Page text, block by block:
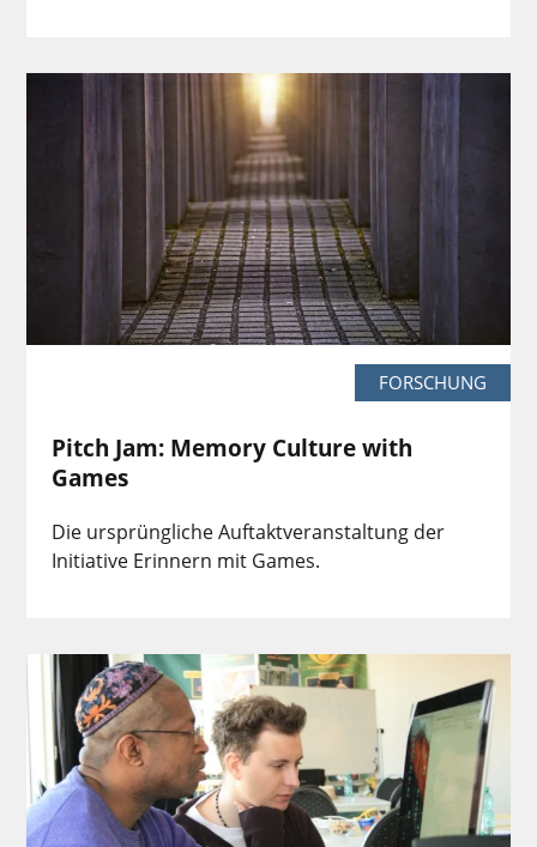
FORSCHUNG
Pitch Jam: Memory Culture with
Games
Die ursprüngliche Auftaktveranstaltung der
Initiative Erinnern mit Games.